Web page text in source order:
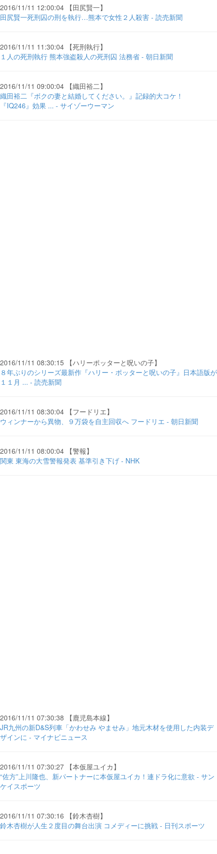
2016/11/11 12:00:04 【田尻賢一】
田尻賢一死刑囚の刑を執行…熊本で女性２人殺害 - 読売新聞
2016/11/11 11:30:04 【死刑執行】
１人の死刑執行 熊本強盗殺人の死刑囚 法務省 - 朝日新聞
2016/11/11 09:00:04 【織田裕二】
織田裕二『ボクの妻と結婚してください。』記録的大コケ！
『IQ246』効果 ... - サイゾーウーマン
2016/11/11 08:30:15 【ハリーポッターと呪いの子】
８年ぶりのシリーズ最新作『ハリー・ポッターと呪いの子』日本語版が
１１月 ... - 読売新聞
2016/11/11 08:30:04 【フードリエ】
ウィンナーから異物、９万袋を自主回収へ フードリエ - 朝日新聞
2016/11/11 08:00:04 【警報】
関東 東海の大雪警報発表 基準引き下げ - NHK
2016/11/11 07:30:38 【鹿児島本線】
JR九州の新D&S列車「かわせみ やませみ」地元木材を使用した内装デ
ザインに - マイナビニュース
2016/11/11 07:30:27 【本仮屋ユイカ】
“佐方”上川隆也、新パートナーに本仮屋ユイカ！連ドラ化に意欲 - サン
ケイスポーツ
2016/11/11 07:30:16 【鈴木杏樹】
鈴木杏樹が人生２度目の舞台出演 コメディーに挑戦 - 日刊スポーツ